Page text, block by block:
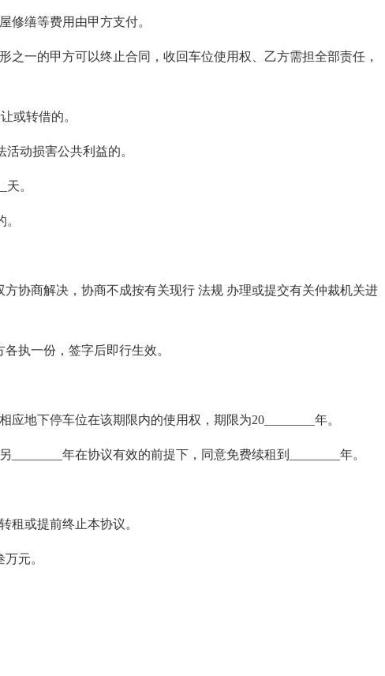
修缮等费用由甲方支付。
之一的甲方可以终止合同，收回车位使用权、乙方需担全部责任，
或转借的。
动损害公共利益的。
。
方协商解决，协商不成按有关现行 法规 办理或提交有关仲裁机关进
执一份，签字后即行生效。
应地下停车位在该期限内的使用权，期限为20________年。
________年在协议有效的前提下，同意免费续租到________年。
租或提前终止本协议。
元。